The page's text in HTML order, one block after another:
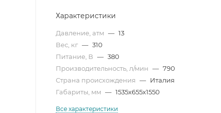
Характеристики
Давление, атм — 13
Вес, кг — 310
Питание, В — 380
Производительность, л/мин — 790
Страна происхождения — Италия
Габариты, мм — 1535х655х1550
Все характеристики